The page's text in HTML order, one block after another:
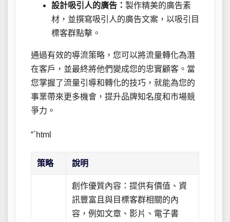
設計吸引人的廣告： 製作精美的廣告素
材，並撰寫吸引人的廣告文案，以吸引目
標客群點擊。
通過有效的導流策略，您可以將流量轉化為潛
在客戶，並最終將他們變成您的忠實顧客。當
您掌握了流量引導和轉化的技巧，就能為您的
事業帶來更多機會，提升品牌知名度和市場競
爭力。
“`html
策略 說明
創作優質內容：提供有價值、資
訊豐富且與目標客群相關的內
容，例如文章、影片、電子書